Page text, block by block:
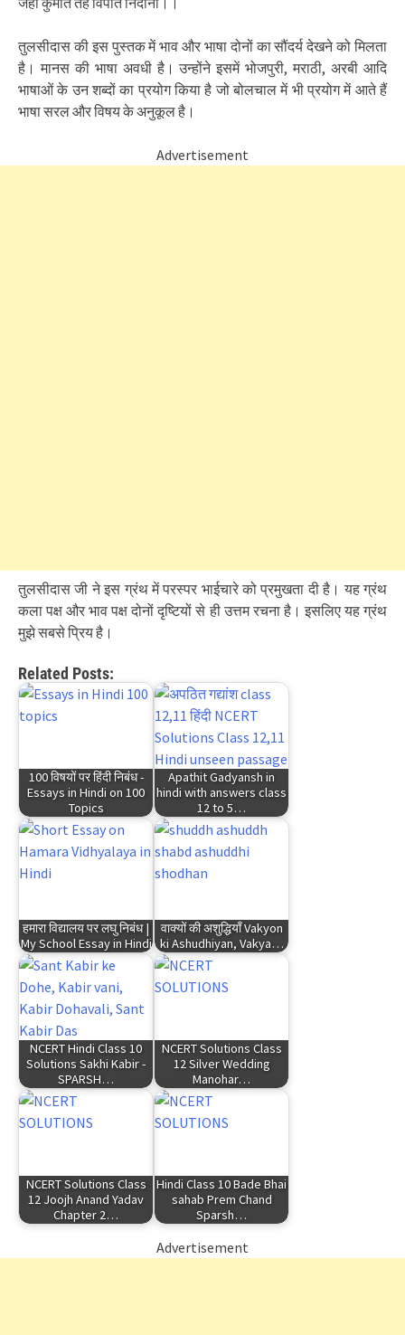
तुलसीदास की इस पुस्तक में भाव और भाषा दोनों का सौंदर्य देखने को मिलता
है। मानस की भाषा अवधी है। उन्होंने इसमें भोजपुरी, मराठी, अरबी आदि
भाषाओं के उन शब्दों का प्रयोग किया है जो बोलचाल में भी प्रयोग में आते हैं
भाषा सरल और विषय के अनुकूल है।
Advertisement
तुलसीदास जी ने इस ग्रंथ में परस्पर भाईचारे को प्रमुखता दी है। यह ग्रंथ
कला पक्ष और भाव पक्ष दोनों दृष्टियों से ही उत्तम रचना है। इसलिए यह ग्रंथ
मुझे सबसे प्रिय है।
Related Posts:
100 विषयों पर हिंदी निबंध -
Essays in Hindi on 100
Topics
Apathit Gadyansh in
hindi with answers class
12 to 5…
हमारा विद्यालय पर लघु निबंध |
My School Essay in Hindi
वाक्यों की अशुद्धियाँ Vakyon
ki Ashudhiyan, Vakya…
NCERT Hindi Class 10
Solutions Sakhi Kabir -
SPARSH…
NCERT Solutions Class
12 Silver Wedding
Manohar…
NCERT Solutions Class
12 Joojh Anand Yadav
Chapter 2…
Hindi Class 10 Bade Bhai
sahab Prem Chand
Sparsh…
Advertisement